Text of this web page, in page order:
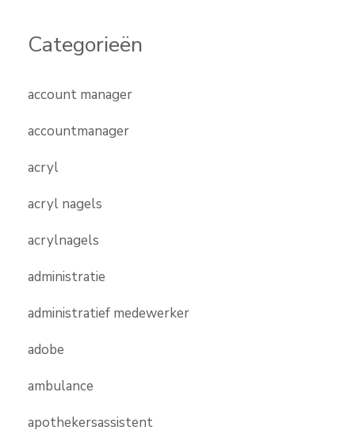
Categorieën
account manager
accountmanager
acryl
acryl nagels
acrylnagels
administratie
administratief medewerker
adobe
ambulance
apothekersassistent